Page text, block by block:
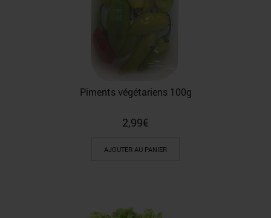
Piments végétariens 100g
2,99€
AJOUTER AU PANIER